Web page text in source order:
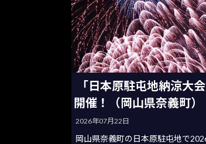
「日本原駐屯地納涼大
開催！（岡山県奈義町）
2026年07月22日
岡山県奈義町の日本原駐屯地で